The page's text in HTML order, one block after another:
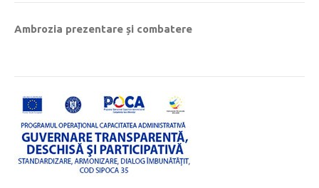
Ambrozia prezentare și combatere